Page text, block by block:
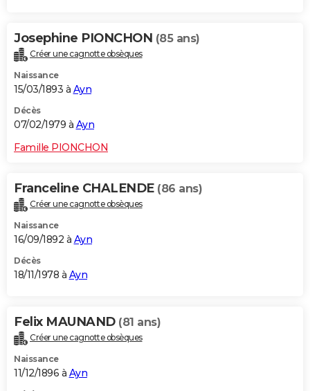
Josephine PIONCHON (85 ans)
Créer une cagnotte obsèques
Naissance
15/03/1893 à Ayn
Décès
07/02/1979 à Ayn
Famille PIONCHON
Franceline CHALENDE (86 ans)
Créer une cagnotte obsèques
Naissance
16/09/1892 à Ayn
Décès
18/11/1978 à Ayn
Felix MAUNAND (81 ans)
Créer une cagnotte obsèques
Naissance
11/12/1896 à Ayn